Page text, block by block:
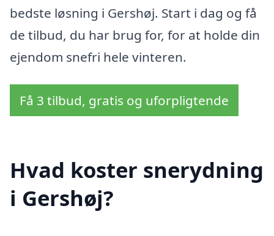
bedste løsning i Gershøj. Start i dag og få
de tilbud, du har brug for, for at holde din
ejendom snefri hele vinteren.
Få 3 tilbud, gratis og uforpligtende
Hvad koster snerydning
i Gershøj?